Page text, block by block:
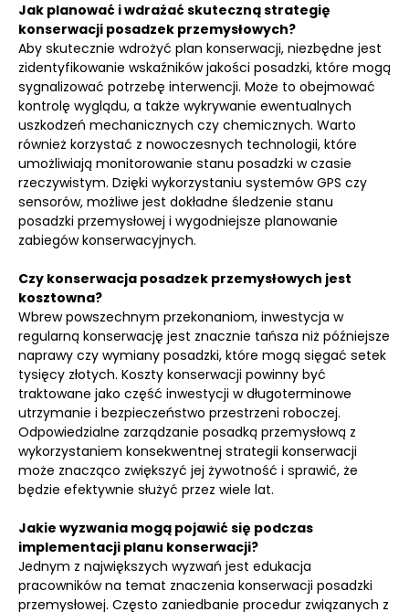
Jak planować i wdrażać skuteczną strategię
konserwacji posadzek przemysłowych?
Aby skutecznie wdrożyć plan konserwacji, niezbędne jest
zidentyfikowanie wskaźników jakości posadzki, które mogą
sygnalizować potrzebę interwencji. Może to obejmować
kontrolę wyglądu, a także wykrywanie ewentualnych
uszkodzeń mechanicznych czy chemicznych. Warto
również korzystać z nowoczesnych technologii, które
umożliwiają monitorowanie stanu posadzki w czasie
rzeczywistym. Dzięki wykorzystaniu systemów GPS czy
sensorów, możliwe jest dokładne śledzenie stanu
posadzki przemysłowej i wygodniejsze planowanie
zabiegów konserwacyjnych.
Czy konserwacja posadzek przemysłowych jest
kosztowna?
Wbrew powszechnym przekonaniom, inwestycja w
regularną konserwację jest znacznie tańsza niż późniejsze
naprawy czy wymiany posadzki, które mogą sięgać setek
tysięcy złotych. Koszty konserwacji powinny być
traktowane jako część inwestycji w długoterminowe
utrzymanie i bezpieczeństwo przestrzeni roboczej.
Odpowiedzialne zarządzanie posadką przemysłową z
wykorzystaniem konsekwentnej strategii konserwacji
może znacząco zwiększyć jej żywotność i sprawić, że
będzie efektywnie służyć przez wiele lat.
Jakie wyzwania mogą pojawić się podczas
implementacji planu konserwacji?
Jednym z największych wyzwań jest edukacja
pracowników na temat znaczenia konserwacji posadzki
przemysłowej. Często zaniedbanie procedur związanych z